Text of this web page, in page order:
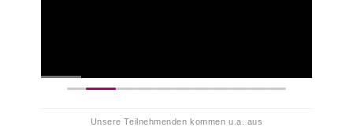
Unsere Teilnehmenden kommen u.a. aus